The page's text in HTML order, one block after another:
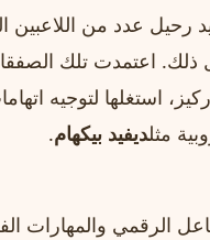
رحيل عدد من اللاعبين
ذلك. اعتمدت تلك
استغلها لتوجيه
مثلديفيد بيكهام.
الرقمي والمهارات